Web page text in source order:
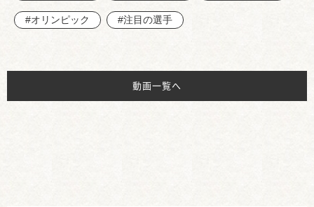
#オリンピック #注目の選手
動画一覧へ